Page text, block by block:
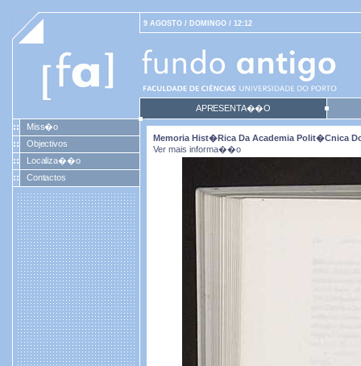
9 AGOSTO / DOMINGO / 12:12
APRESENTA��O
Miss�o
Objectivos
Localiza��o
Contactos
Memoria Hist�rica Da Academia Polit�cnica
Ver mais informa��o